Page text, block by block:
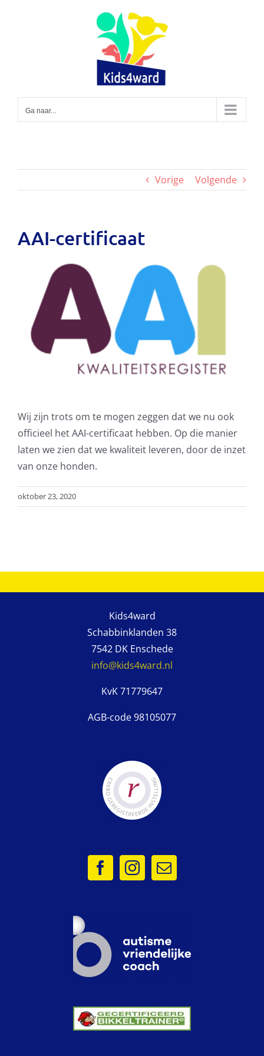
Ga naar...
Vorige Volgende
AAI-certificaat
grotere
afbeelding
Wij zijn trots om te mogen zeggen dat we nu ook
officieel het AAI-certificaat hebben. Op die manier
laten we zien dat we kwaliteit leveren, door de inzet
van onze honden.
oktober 23, 2020
Kids4ward
Schabbinklanden 38
7542 DK Enschede
info@kids4ward.nl
KvK 71779647
AGB-code 98105077